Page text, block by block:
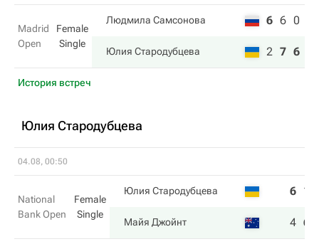
Madrid
Open
Female
Single
Людмила Самсонова 6 6 0
Юлия Стародубцева 2 7 6
История встреч
Юлия Стародубцева
04.08, 00:50
National
Bank Open
Female
Single
Юлия Стародубцева 6 1
Майя Джойнт 4 6